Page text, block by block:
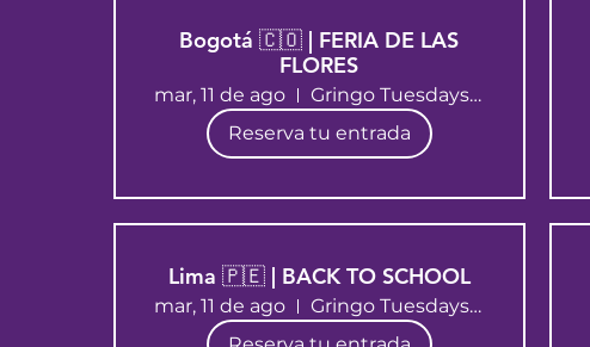
Bogotá 🇨🇴 | FERIA DE LAS
FLORES
mar, 11 de ago
Gringo Tuesdays Bogotá
Reserva tu entrada
Lima 🇵🇪 | BACK TO SCHOOL
mar, 11 de ago
Gringo Tuesdays Lima